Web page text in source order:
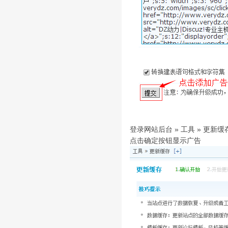
登录网站后台 » 工具 » 更新缓
点击确定按钮显示广告